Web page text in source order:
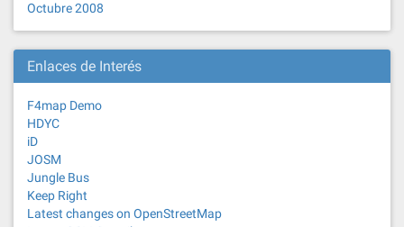
Octubre 2008
Enlaces de Interés
F4map Demo
HDYC
iD
JOSM
Jungle Bus
Keep Right
Latest changes on OpenStreetMap